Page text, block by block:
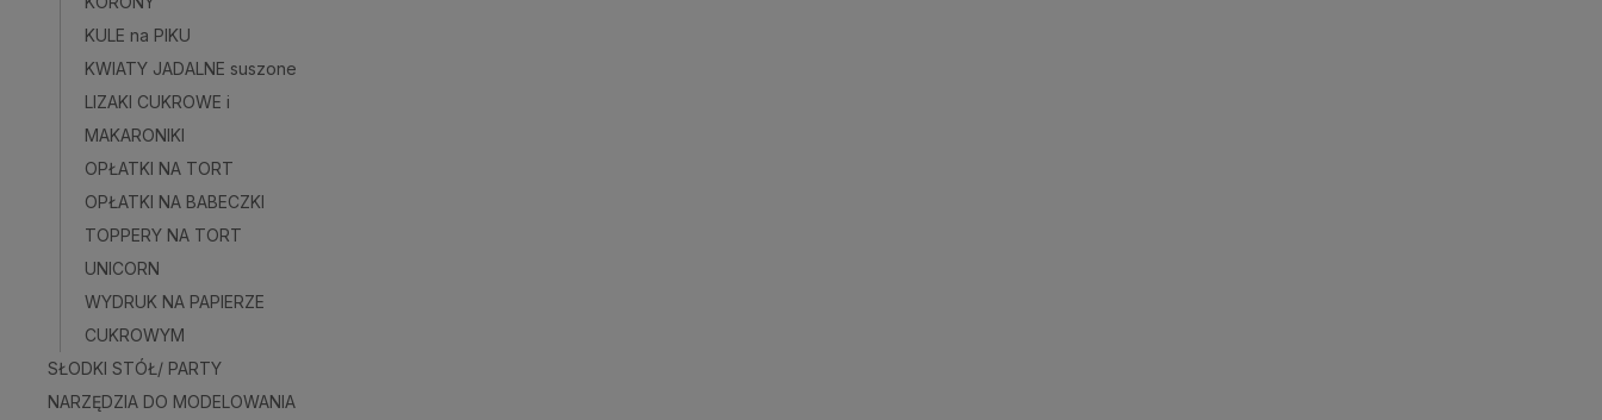
KULE na PIKU
KWIATY JADALNE suszone
LIZAKI CUKROWE i
MAKARONIKI
OPŁATKI NA TORT
OPŁATKI NA BABECZKI
TOPPERY NA TORT
UNICORN
WYDRUK NA PAPIERZE
CUKROWYM
SŁODKI STÓŁ/ PARTY
NARZĘDZIA DO MODELOWANIA